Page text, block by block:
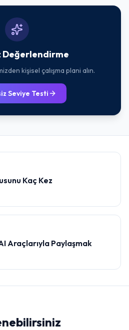
Değerlendirme
kişisel çalışma plani alın.
Seviye Testi
Kaç Kez
Araçlarıyla Paylaşmak